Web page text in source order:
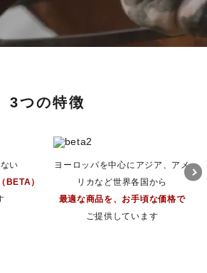
3つの特徴
い
BETA）
ヨーロッパを中心にアジア、アメ
リカなど世界各国から
最適な商品を、お手頃な価格で
ご提供しています